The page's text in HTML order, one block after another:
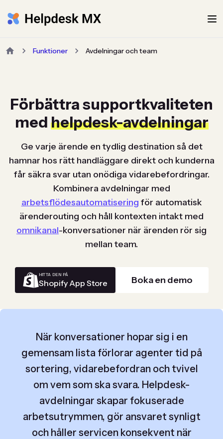
Funktioner Avdelningar och team
Förbättra supportkvaliteten
medhelpdesk-avdelningar
Ge varje ärende en tydlig destination så det
hamnar hos rätt handläggare direkt och kunderna
får säkra svar utan onödiga vidarebefordringar.
Kombinera avdelningar med
arbetsflödesautomatisering för automatisk
ärenderouting och håll kontexten intakt med
omnikanal-konversationer när ärenden rör sig
mellan team.
HITTA DEN PÅ
Shopify App Store Boka en demo
När konversationer hopar sig i en
gemensam lista förlorar agenter tid på
sortering, vidarebefordran och tvivel
om vem som ska svara. Helpdesk-
avdelningar skapar fokuserade
arbetsutrymmen, gör ansvaret synligt
och håller servicen konsekvent när